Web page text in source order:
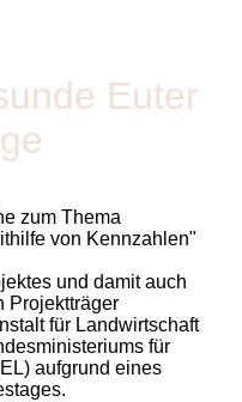
Euter
zum Thema
von Kennzahlen
und damit auch
Projektträger
für Landwirtschaft
für
aufgrund eines